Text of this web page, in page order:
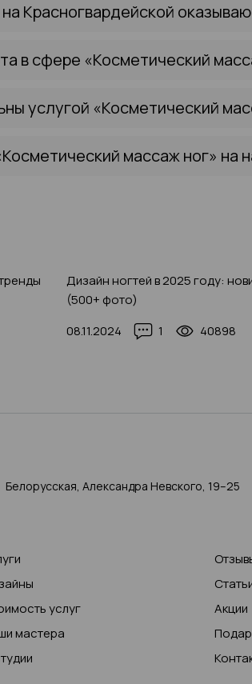
Красногвардейской
в сфере «Косметический
услугой «Косметический
массаж ног» на
Дизайн ногтей в 2025 году:
(500+ фото)
08.11.2024
1 40898
Белорусская, Александра Невского, 19–25
услуг
мастера
Акции